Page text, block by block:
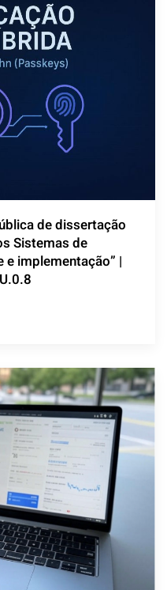
de dissertação
Sistemas de
implementação” |